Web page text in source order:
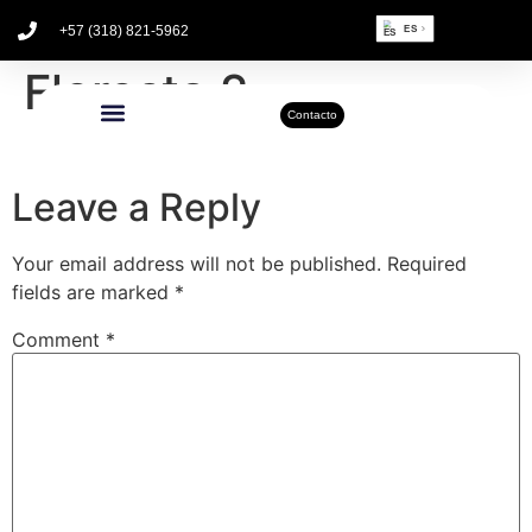
+57 (318) 821-5962 ES
Contacto
Floresta 2
Leave a Reply
Your email address will not be published. Required
fields are marked *
Comment *